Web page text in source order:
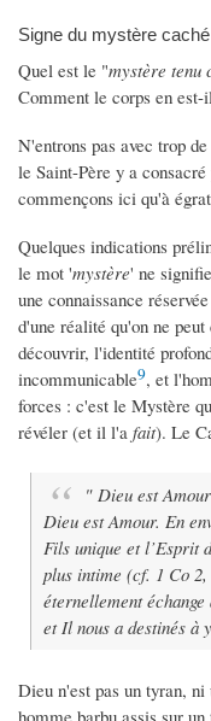
Signe du mystère
Quel est le "mystère tenu
Comment le corps en est-
N'entrons pas avec trop
le Saint-Père y a
commençons ici qu'à
Quelques indications
le mot 'mystère' ne
une connaissance
d'une réalité qu'on ne
découvrir, l'identité
incommunicable9, et
forces : c'est le Mystère
révéler (et il l'a fait). Le
" Dieu est
Dieu est Amour. En
Fils unique et l’Esprit
plus intime (cf. 1 Co
éternellement
et Il nous a destinés à
Dieu n'est pas un tyran,